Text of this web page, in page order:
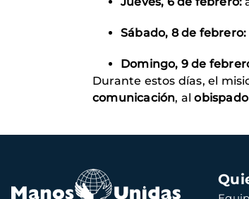
Sábado, 8 de febrero:
Domingo, 9 de
Durante estos días, el
comunicación, al
principal